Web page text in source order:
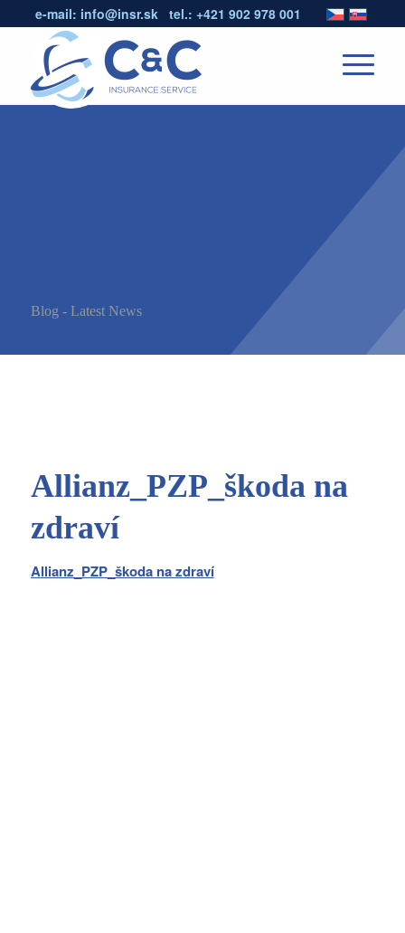
e-mail: info@insr.sktel.: +421 902 978 001
Blog - Latest News
Allianz_PZP_škoda na
zdraví
Allianz_PZP_škoda na zdraví